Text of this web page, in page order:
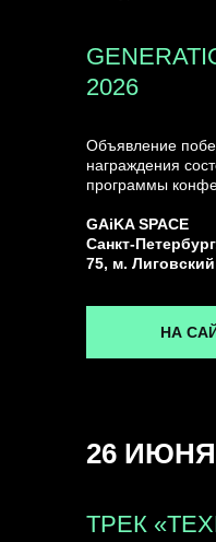
Объявление
награждения
программы
GAiKA SPACE
Санкт-
75, м.
2026
26 ИЮНЯ
ТРЕК
НА
ГЕНЕРАЛЬНЫЙ